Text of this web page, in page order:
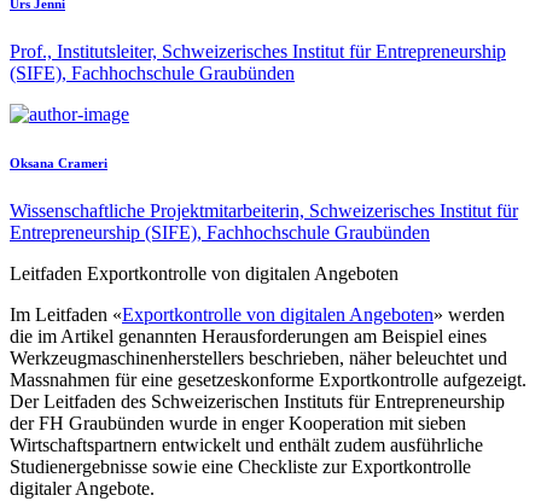
Urs Jenni
Prof., Institutsleiter, Schweizerisches Institut für Entrepreneurship
(SIFE), Fachhochschule Graubünden
Oksana Crameri
Wissenschaftliche Projektmitarbeiterin, Schweizerisches Institut für
Entrepreneurship (SIFE), Fachhochschule Graubünden
Leitfaden Exportkontrolle von digitalen Angeboten
Im Leitfaden «Exportkontrolle von digitalen Angeboten» werden
die im Artikel genannten Herausforderungen am Beispiel eines
Werkzeugmaschinenherstellers beschrieben, näher beleuchtet und
Massnahmen für eine gesetzeskonforme Exportkontrolle aufgezeigt.
Der Leitfaden des Schweizerischen Instituts für Entrepreneurship
der FH Graubünden wurde in enger Kooperation mit sieben
Wirtschaftspartnern entwickelt und enthält zudem ausführliche
Studienergebnisse sowie eine Checkliste zur Exportkontrolle
digitaler Angebote.